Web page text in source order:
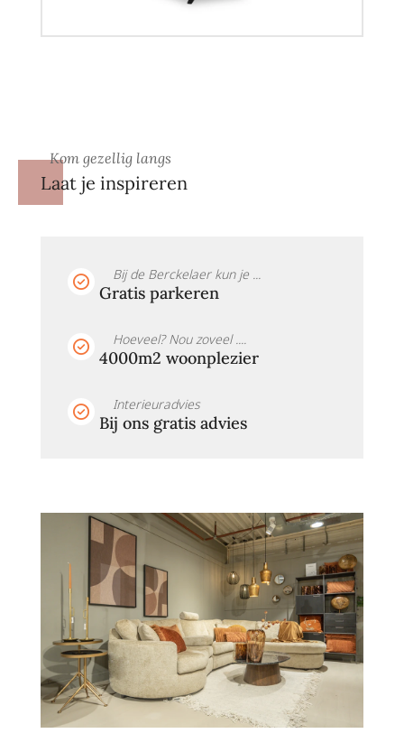
Kom gezellig langs
Laat je inspireren
Bij de Berckelaer kun je ...
Gratis parkeren
Hoeveel? Nou zoveel ....
4000m2 woonplezier
Interieuradvies
Bij ons gratis advies